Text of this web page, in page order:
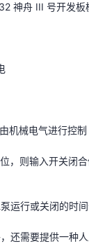
神舟 III 号开发板
机械电气进行控制
，则输入开关闭
运行或关闭的时
还需要提供一种